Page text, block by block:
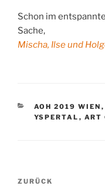
Schon im
Sache,
Mischa, Ilse und
KATEGORIEN
AOH 2019 WIEN ,
YSPERTAL , ART
Vorheriger
ZURÜCK